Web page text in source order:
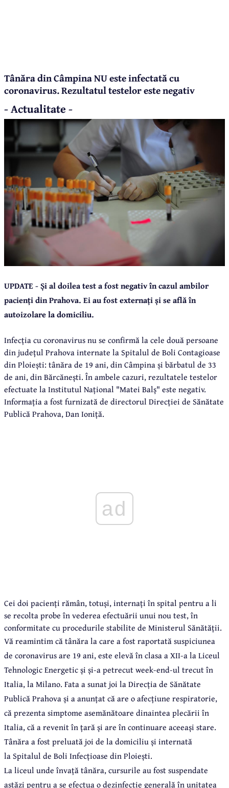
Tânăra din Câmpina NU este infectată cu
coronavirus. Rezultatul testelor este negativ
- Actualitate -
UPDATE - Și al doilea test a fost negativ în cazul ambilor
pacienți din Prahova. Ei au fost externați și se află în
autoizolare la domiciliu.
Infecția cu coronavirus nu se confirmă la cele două persoane
din județul Prahova internate la Spitalul de Boli Contagioase
din Ploiești: tânăra de 19 ani, din Câmpina și bărbatul de 33
de ani, din Bărcănești. În ambele cazuri, rezultatele testelor
efectuate la Institutul Național "Matei Balș" este negativ.
Informația a fost furnizată de directorul Direcției de Sănătate
Publică Prahova, Dan Ioniță.
ad
Cei doi pacienți rămân, totuși, internați în spital pentru a li
se recolta probe în vederea efectuării unui nou test, în
conformitate cu procedurile stabilite de Ministerul Sănătății.
Vă reamintim că tânăra la care a fost raportată suspiciunea
de coronavirus are 19 ani, este elevă în clasa a XII-a la Liceul
Tehnologic Energetic și și-a petrecut week-end-ul trecut în
Italia, la Milano. Fata a sunat joi la Direcția de Sănătate
Publică Prahova și a anunțat că are o afecțiune respiratorie,
că prezenta simptome asemănătoare dinaintea plecării în
Italia, că a revenit în țară și are în continuare aceeași stare.
Tânăra a fost preluată joi de la domiciliu și internată
la Spitalul de Boli Infecțioase din Ploiești.
La liceul unde învață tânăra, cursurile au fost suspendate
astăzi pentru a se efectua odezinfecție generală în unitatea